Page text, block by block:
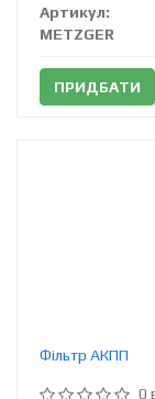
Артикул:
METZGER
ПРИДБАТИ
Фільтр АКПП
0